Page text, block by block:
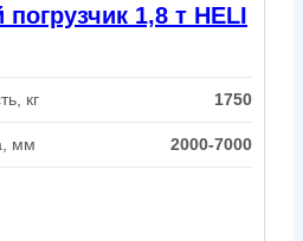
1,8 т HELI
кг 1750
мм 2000-7000